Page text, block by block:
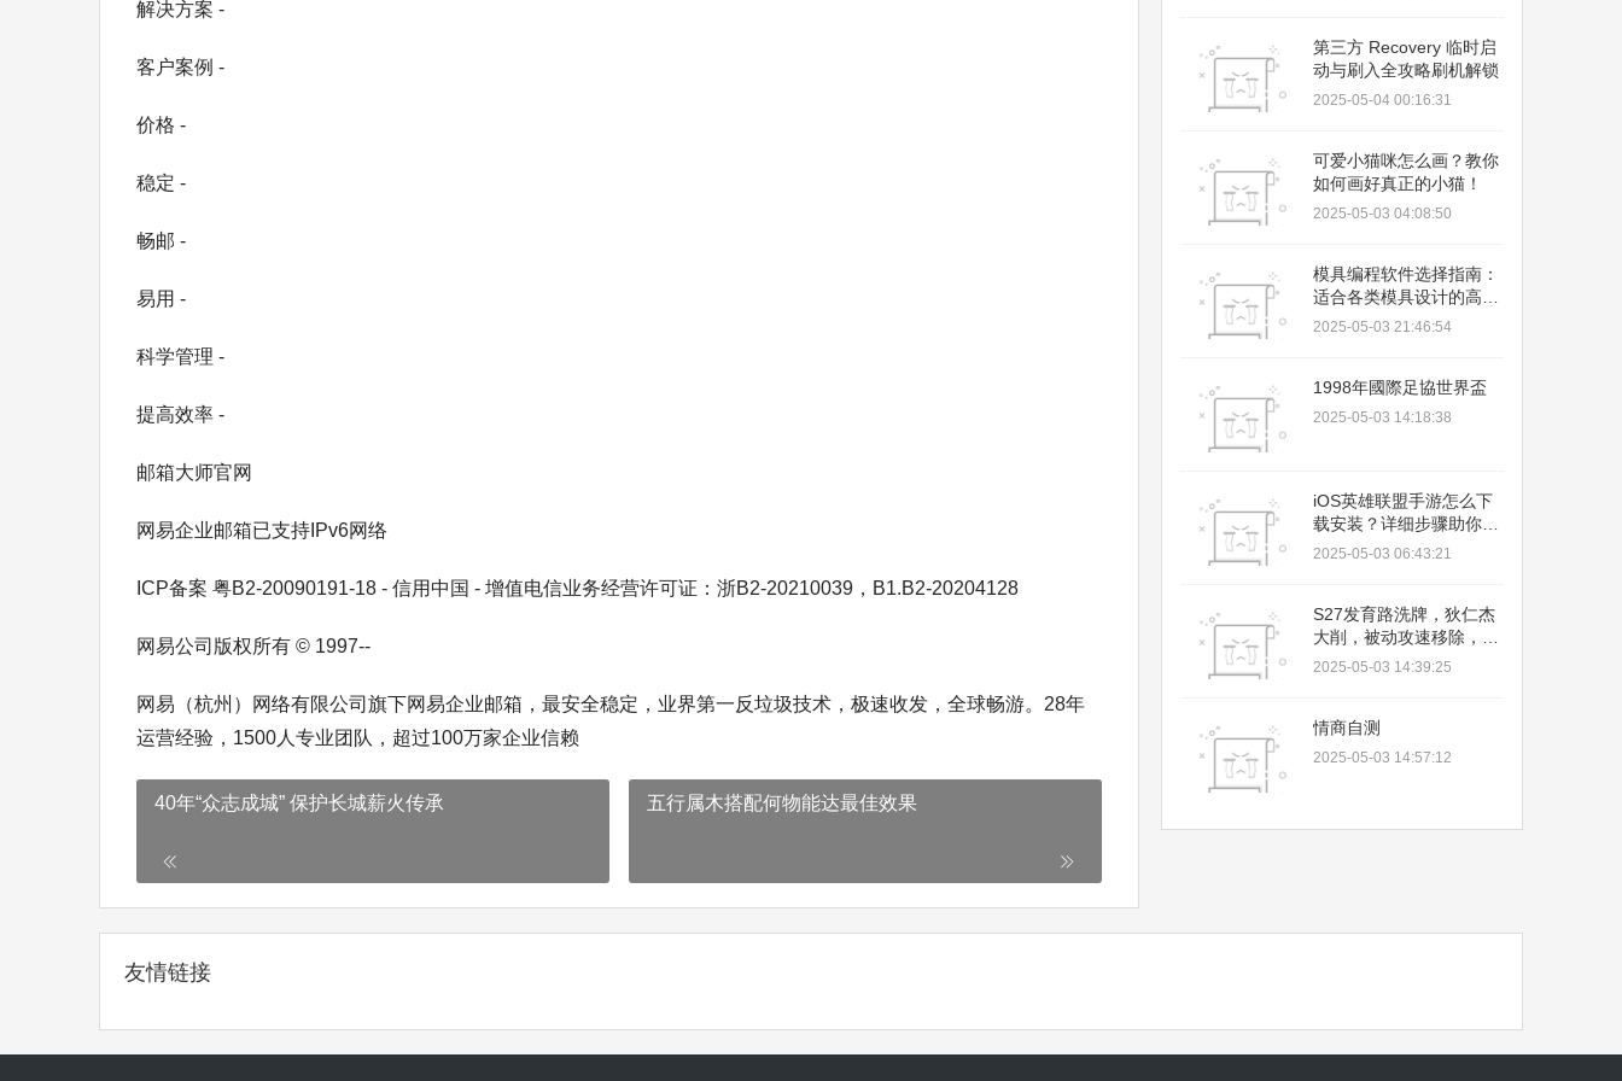
解决方案 -
客户案例 -
价格 -
稳定 -
畅邮 -
易用 -
科学管理 -
提高效率 -
邮箱大师官网
网易企业邮箱已支持IPv6网络
ICP备案 粤B2-20090191-18 - 信用中国 - 增值电信业务经营许可证：浙B2-20210039，B1.B2-20204128
网易公司版权所有 © 1997--
网易（杭州）网络有限公司旗下网易企业邮箱，最安全稳定，业界第一反垃圾技术，极速收发，全球畅游。28年
运营经验，1500人专业团队，超过100万家企业信赖
40年“众志成城” 保护长城薪火传承 五行属木搭配何物能达最佳效果
第三方 Recovery 临时启
动与刷入全攻略刷机解锁
2025-05-04 00:16:31
可爱小猫咪怎么画？教你
如何画好真正的小猫！
2025-05-03 04:08:50
模具编程软件选择指南：
适合各类模具设计的高效
工具
2025-05-03 21:46:54
1998年國際足協世界盃
2025-05-03 14:18:38
iOS英雄联盟手游怎么下
载安装？详细步骤助你轻
松上手
2025-05-03 06:43:21
S27发育路洗牌，狄仁杰
大削，被动攻速移除，你
的射手池该更新了
2025-05-03 14:39:25
情商自测
2025-05-03 14:57:12
友情链接